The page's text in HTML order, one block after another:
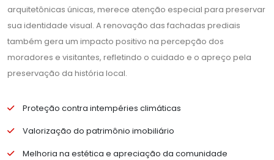
arquitetônicas únicas, merece atenção especial para preservar
sua identidade visual. A renovação das fachadas prediais
também gera um impacto positivo na percepção dos
moradores e visitantes, refletindo o cuidado e o apreço pela
preservação da história local.
Proteção contra intempéries climáticas
Valorização do patrimônio imobiliário
Melhoria na estética e apreciação da comunidade